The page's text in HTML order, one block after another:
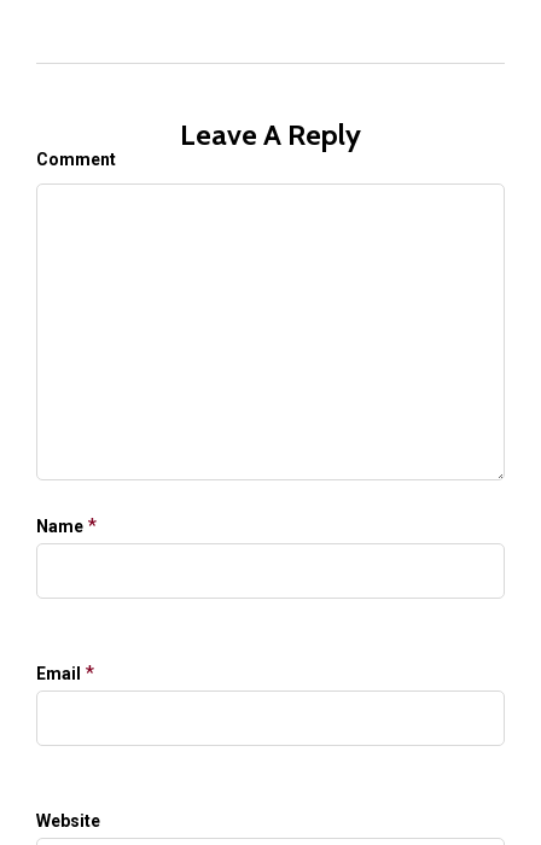
Leave A Reply
Comment
Name *
Email *
Website